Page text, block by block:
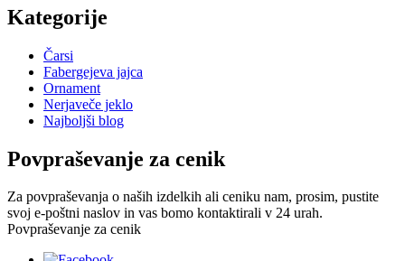
Kategorije
Čarsi
Fabergejeva jajca
Ornament
Nerjaveče jeklo
Najboljši blog
Povpraševanje za cenik
Za povpraševanja o naših izdelkih ali ceniku nam, prosim, pustite
svoj e-poštni naslov in vas bomo kontaktirali v 24 urah.
Povpraševanje za cenik